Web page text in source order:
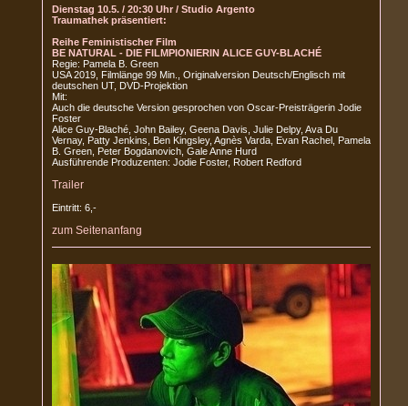
Dienstag 10.5. / 20:30 Uhr / Studio Argento
Traumathek präsentiert:
Reihe Feministischer Film
BE NATURAL - DIE FILMPIONIERIN ALICE GUY-BLACHÉ
Regie: Pamela B. Green
USA 2019, Filmlänge 99 Min., Originalversion Deutsch/Englisch mit
deutschen UT, DVD-Projektion
Mit:
Auch die deutsche Version gesprochen von Oscar-Preisträgerin Jodie
Foster
Alice Guy-Blaché, John Bailey, Geena Davis, Julie Delpy, Ava Du
Vernay, Patty Jenkins, Ben Kingsley, Agnès Varda, Evan Rachel, Pamela
B. Green, Peter Bogdanovich, Gale Anne Hurd
Ausführende Produzenten: Jodie Foster, Robert Redford
Trailer
Eintritt: 6,-
zum Seitenanfang